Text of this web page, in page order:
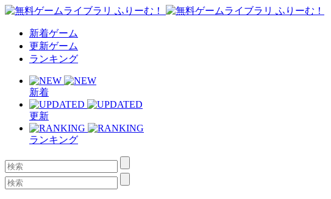
新着ゲーム
更新ゲーム
ランキング
新着
更新
ランキング